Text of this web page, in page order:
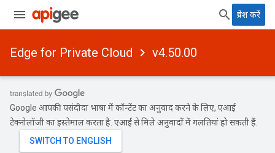
प्रवेश करें
Edge for Private Cloud v4.50.00
Google आपकी पसंदीदा भाषा में कॉन्टेंट का अनुवाद करने के लिए, एआई
टेक्नोलॉजी का इस्तेमाल करता है. एआई से मिले अनुवादों में गलतियां हो सकती हैं.